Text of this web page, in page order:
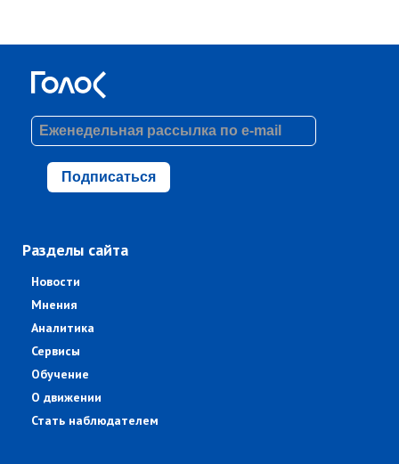
Подписаться
Разделы сайта
Новости
Мнения
Аналитика
Сервисы
Обучение
О движении
Стать наблюдателем